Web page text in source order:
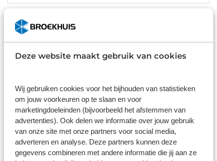
Deze website maakt gebruik van cookies
Wij gebruiken cookies voor het bijhouden van statistieken
om jouw voorkeuren op te slaan en voor
marketingdoeleinden (bijvoorbeeld het afstemmen van
advertenties). Ook delen we informatie over jouw gebruik
van onze site met onze partners voor social media,
adverteren en analyse. Deze partners kunnen deze
gegevens combineren met andere informatie die jij aan ze
Ford Puma
Titanium | WINTER PAKKET | CAMERA | ELEKTRISCHE
ACHTERKLEP | DRAADLOZE CARPLAY | Achteruitrijcamera |
15 km Automaat 2026 Hybride
Prijs is inclusief BTW, BPM, leges, verwijderingsbijdrage en
rijklaarmaakkosten.
Op voorraad
Bekijk details
/ 40